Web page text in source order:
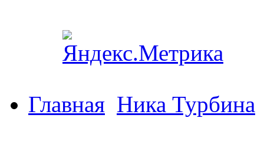
Главная Ника Турбина